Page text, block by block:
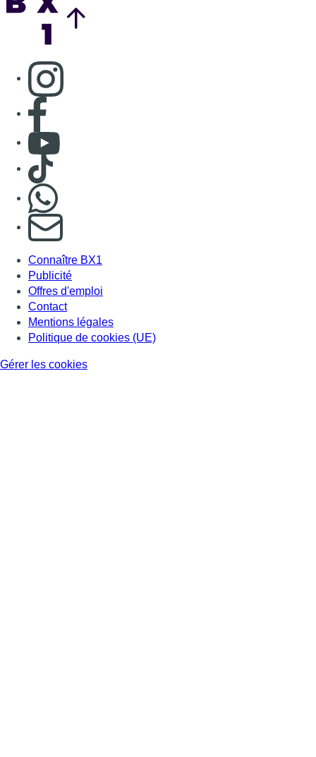
Consulter page Instagram
Consulter page Facebook
Consulter Youtube
Consulter TikTok
S'abonner à notre newsletter
Connaître BX1
Publicité
Offres d'emploi
Contact
Mentions légales
Politique de cookies (UE)
Gérer les cookies